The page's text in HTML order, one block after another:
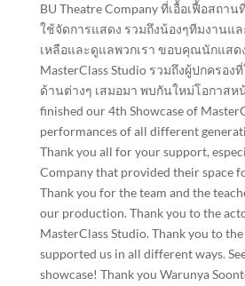
BU Theatre Company ที่เอื้อเฟื้อสถา
ใช้จัดการแสดง รวมถึงน้องๆทีมงานแ
เหลือและดูแลพวกเรา ขอบคุณนักแสด
MasterClass Studio รวมถึงผู้ปกครอ
ด้านต่างๆ เสมอมา พบกันใหม่โอกาสห
finished our 4th Showcase of
performances of all different
Thank you all for your support,
Company that provided their space
Thank you for the team and the
our production. Thank you to the
MasterClass Studio. Thank you to
supported us in all different ways.
showcase! Thank you Warunya